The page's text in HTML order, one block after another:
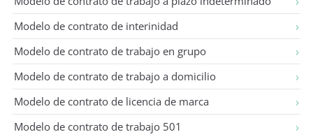
Modelo de contrato de interinidad
Modelo de contrato de trabajo en grupo
Modelo de contrato de trabajo a domicilio
Modelo de contrato de licencia de marca
Modelo de contrato de trabajo 501